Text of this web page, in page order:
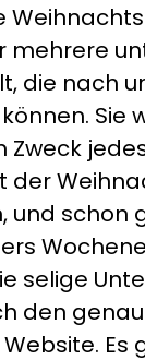
mehrere
die nach
Sie
Zweck
der
und schon
selige
den
Es